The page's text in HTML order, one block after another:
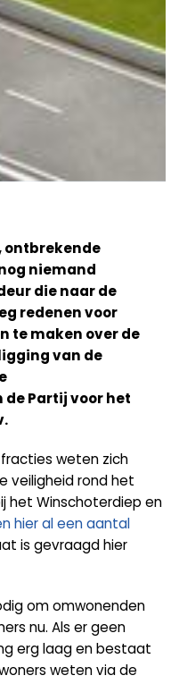
ontbrekende
niemand
die naar de
redenen voor
te maken over de
van de
Partij voor het
weten zich
veiligheid rond het
het Winschoterdiep en
hier al een aantal
is gevraagd hier
om omwonenden
nu. Als er geen
erg laag en bestaat
weten via de